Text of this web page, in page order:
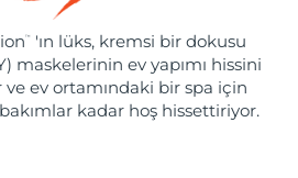
™
'ın lüks, kremsi bir dokusu
maskelerinin ev yapımı hissini
ve ev ortamındaki bir spa için
kadar hoş hissettiriyor.